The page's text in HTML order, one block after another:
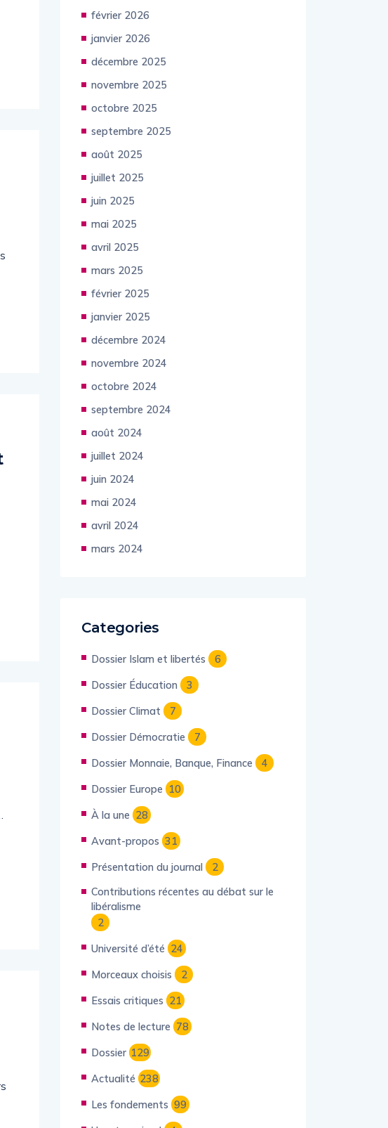
février 2026
janvier 2026
décembre 2025
novembre 2025
octobre 2025
septembre 2025
août 2025
juillet 2025
juin 2025
mai 2025
avril 2025
mars 2025
février 2025
janvier 2025
décembre 2024
novembre 2024
octobre 2024
septembre 2024
août 2024
juillet 2024
juin 2024
mai 2024
avril 2024
mars 2024
Categories
Dossier Islam et libertés
6
Dossier Éducation
3
Dossier Climat
7
Dossier Démocratie
7
Dossier Monnaie, Banque, Finance
4
Dossier Europe 10
À la une 28
Avant-propos 31
Présentation du journal
2
Contributions récentes au débat sur le
libéralisme
2
Université d’été 24
Morceaux choisis
2
Essais critiques 21
Notes de lecture 78
Dossier 129
Actualité 238
Les fondements 99